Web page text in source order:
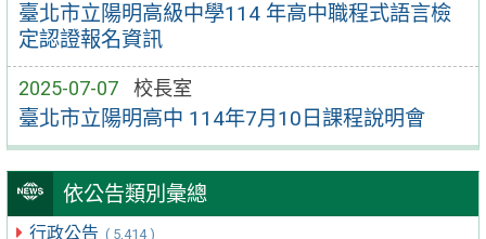
臺北市立陽明高級中學114 年高中職程式語言檢
定認證報名資訊
2025-07-07 校長室
臺北市立陽明高中 114年7月10日課程說明會
依公告類別彙總
行政公告 ( 5,414 )